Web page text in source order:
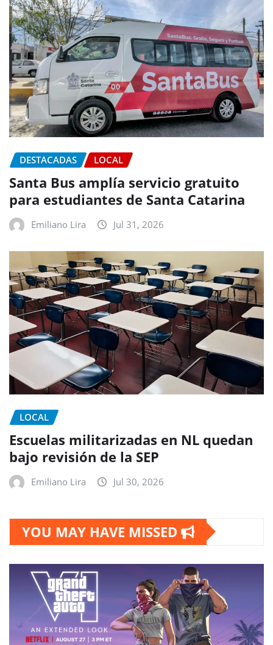
DESTACADAS LOCAL
Santa Bus amplía servicio gratuito
para estudiantes de Santa Catarina
Emiliano Lira Jul 31, 2026
LOCAL
Escuelas militarizadas en NL quedan
bajo revisión de la SEP
Emiliano Lira Jul 30, 2026
YOU MAY HAVE MISSED